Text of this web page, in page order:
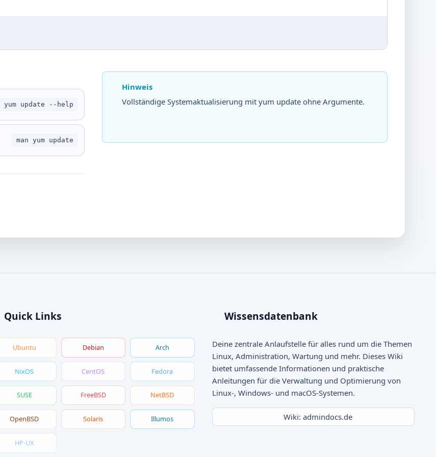
yum update --help
man yum update
Hinweis
Vollständige Systemaktualisierung mit yum update ohne Argumente.
Quick Links
Ubuntu Debian Arch
NixOS CentOS Fedora
SUSE FreeBSD NetBSD
OpenBSD Solaris Illumos
HP-UX
Wissensdatenbank
Deine zentrale Anlaufstelle für alles rund um die Themen
Linux, Administration, Wartung und mehr. Dieses Wiki
bietet umfassende Informationen und praktische
Anleitungen für die Verwaltung und Optimierung von
Linux-, Windows- und macOS-Systemen.
Wiki: admindocs.de